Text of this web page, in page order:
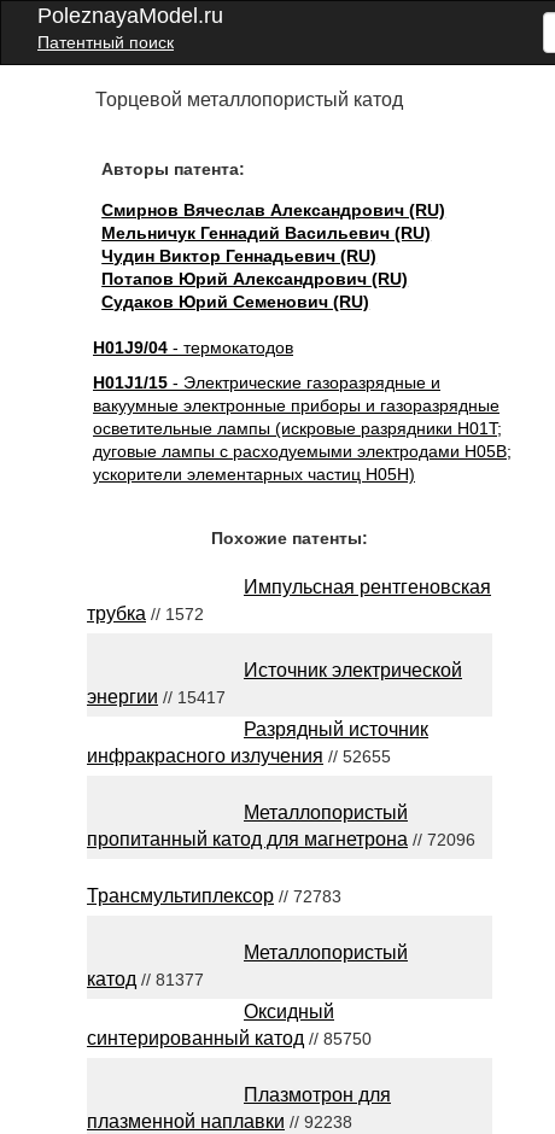
PoleznayaModel.ru
Патентный поиск
Торцевой металлопористый катод
Авторы патента:
Смирнов Вячеслав Александрович (RU)
Мельничук Геннадий Васильевич (RU)
Чудин Виктор Геннадьевич (RU)
Потапов Юрий Александрович (RU)
Судаков Юрий Семенович (RU)
H01J9/04 - термокатодов
H01J1/15 - Электрические газоразрядные и
вакуумные электронные приборы и газоразрядные
осветительные лампы (искровые разрядники H01T;
дуговые лампы с расходуемыми электродами H05B;
ускорители элементарных частиц H05H)
Похожие патенты:
Импульсная рентгеновская
трубка // 1572
Источник электрической
энергии // 15417
Разрядный источник
инфракрасного излучения // 52655
Металлопористый
пропитанный катод для магнетрона // 72096
Трансмультиплексор // 72783
Металлопористый
катод // 81377
Оксидный
синтерированный катод // 85750
Плазмотрон для
плазменной наплавки // 92238